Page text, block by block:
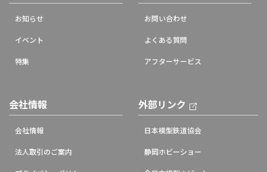
お知らせ
イベント
特集
お問い合わせ
よくある質問
アフターサービス
会社情報
会社情報
法人取引のご案内
外部リンク
日本模型鉄道協会
静岡ホビーショー